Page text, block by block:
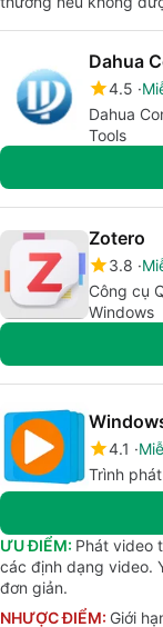
Dahua
4.5
Dahua
Tools
Zotero
3.8
Công cụ
Windows
4.1
Trình
ƯU ĐIỂM: Phát video
các định dạng video.
đơn giản.
NHƯỢC ĐIỂM: Giới